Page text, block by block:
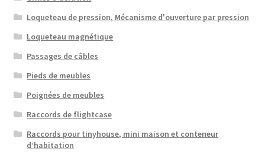
Loqueteau de pression, Mécanisme d'ouverture par pression
Loqueteau magnétique
Passages de câbles
Pieds de meubles
Poignées de meubles
Raccords de flightcase
Raccords pour tinyhouse, mini maison et conteneur
d’habitation